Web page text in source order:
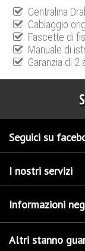
Centralina
Cablaggio
Fascette di
Manuale di
Garanzia di 2
Seguici su
I nostri servizi
Informazioni
Altri stanno